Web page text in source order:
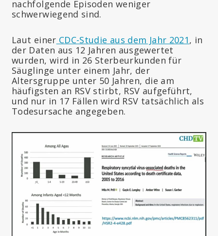
nachfolgende Episoden weniger
schwerwiegend sind.
Laut einer CDC-Studie aus dem Jahr 2021, in
der Daten aus 12 Jahren ausgewertet
wurden, wird in 26 Sterbeurkunden für
Säuglinge unter einem Jahr, der
Altersgruppe unter 50 Jahren, die am
häufigsten an RSV stirbt, RSV aufgeführt,
und nur in 17 Fällen wird RSV tatsächlich als
Todesursache angegeben.